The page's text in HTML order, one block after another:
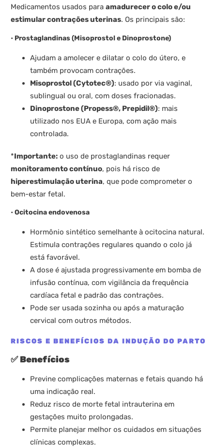
Medicamentos usados paraamadurecer o colo e/ou
estimular contrações uterinas. Os principais são:
• Prostaglandinas (Misoprostol e Dinoprostone)
Ajudam a amolecer e dilatar o colo do útero, e
também provocam contrações.
Misoprostol (Cytotec®): usado por via vaginal,
sublingual ou oral, com doses fracionadas.
Dinoprostone (Propess®, Prepidil®): mais
utilizado nos EUA e Europa, com ação mais
controlada.
*Importante: o uso de prostaglandinas requer
monitoramento contínuo, pois há risco de
hiperestimulação uterina, que pode comprometer o
bem-estar fetal.
•Ocitocina endovenosa
Hormônio sintético semelhante à ocitocina natural.
Estimula contrações regulares quando o colo já
está favorável.
A dose é ajustada progressivamente em bomba de
infusão contínua, com vigilância da frequência
cardíaca fetal e padrão das contrações.
Pode ser usada sozinha ou após a maturação
cervical com outros métodos.
RISCOS E BENEFÍCIOS DA INDUÇÃO DO PARTO
✅Benefícios
Previne complicações maternas e fetais quando há
uma indicação real.
Reduz risco de morte fetal intrauterina em
gestações muito prolongadas.
Permite planejar melhor os cuidados em situações
clínicas complexas.